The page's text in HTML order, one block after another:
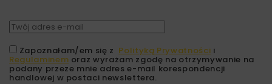
Zapoznałam/em się z Polityką Prywatności i
Regulaminem oraz wyrażam zgodę na otrzymywanie na
podany przeze mnie adres e-mail korespondencji
handlowej w postaci newslettera.